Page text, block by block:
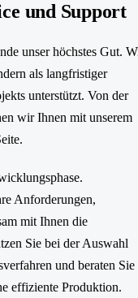
und Support
unser höchstes Gut.
als langfristiger
unterstützt. Von der
wir Ihnen mit unserem
Anforderungen,
mit Ihnen die
Sie bei der Auswahl
und beraten Sie
effiziente Produktion.